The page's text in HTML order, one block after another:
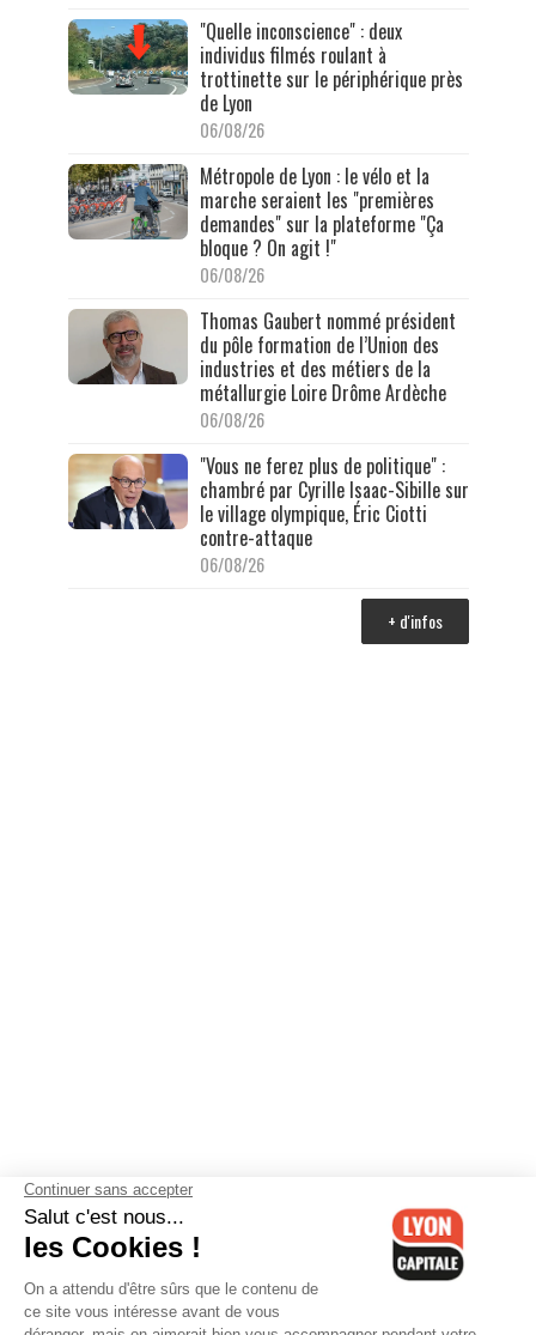
"Quelle inconscience" : deux
individus filmés roulant à
trottinette sur le périphérique près
de Lyon
06/08/26
Métropole de Lyon : le vélo et la
marche seraient les "premières
demandes" sur la plateforme "Ça
bloque ? On agit !"
06/08/26
Thomas Gaubert nommé président
du pôle formation de l’Union des
industries et des métiers de la
métallurgie Loire Drôme Ardèche
06/08/26
"Vous ne ferez plus de politique" :
chambré par Cyrille Isaac-Sibille sur
le village olympique, Éric Ciotti
contre-attaque
06/08/26
+ d'infos